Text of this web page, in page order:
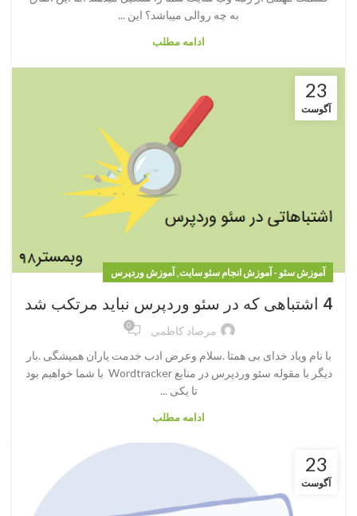
به چه روالی میباشد؟ این ...
ادامه مطلب
23
آگوست
آموزش سئو - آموزش انجام سئو سایت,آموزش وردپرس
4 اشتباهی که در سئو وردپرس نباید مرتکب شد
مرصاد کاظمی 0
با نام ویاد خدای بی همتا .سلام وعرض ادب خدمت یاران همیشگی .بار
دیگر با مقوله سئو وردپرس در منابع Wordtracker با شما خواهیم بود
تا یکی ...
ادامه مطلب
23
آگوست